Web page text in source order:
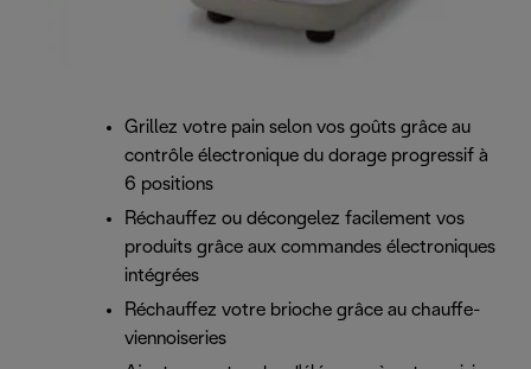
Grillez votre pain selon vos goûts grâce au
contrôle électronique du dorage progressif à
6 positions
Réchauffez ou décongelez facilement vos
produits grâce aux commandes électroniques
intégrées
Réchauffez votre brioche grâce au chauffe-
viennoiseries